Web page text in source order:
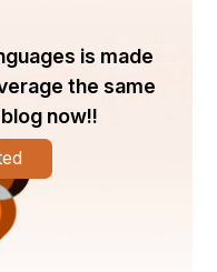
ତାରାକାସିର
ବିପଦ |ତଥାପି, ଏହି
ରହିଥାଏ |
ନୂତନ ଆଗ୍ରହ ଏବଂ
ତାରକାସିର
କର୍ମଶାଳା
ସେମାନଙ୍କର
ପାଇବା ପାଇଁ
is made
the same
now!!